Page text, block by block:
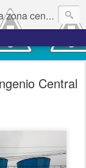
estado de Veracruz.
Central